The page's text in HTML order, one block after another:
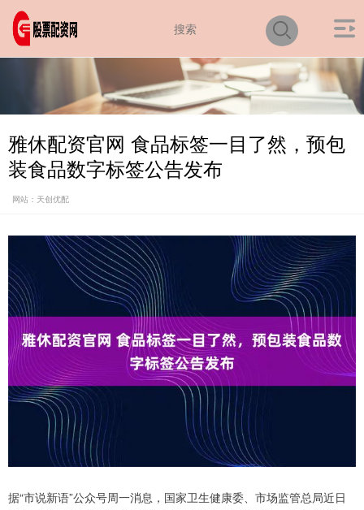
雅休配资官网 食品标签一目了然，预包
装食品数字标签公告发布
网站：天创优配
据“市说新语”公众号周一消息，国家卫生健康委、市场监管总局近日